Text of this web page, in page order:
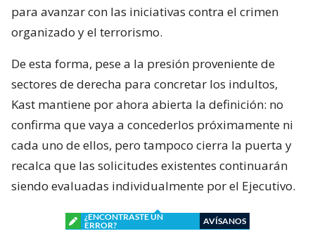
para avanzar con las iniciativas contra el crimen
organizado y el terrorismo.
De esta forma, pese a la presión proveniente de
sectores de derecha para concretar los indultos,
Kast mantiene por ahora abierta la definición: no
confirma que vaya a concederlos próximamente ni
cada uno de ellos, pero tampoco cierra la puerta y
recalca que las solicitudes existentes continuarán
siendo evaluadas individualmente por el Ejecutivo.
¿ENCONTRASTE UN
ERROR?
AVÍSANOS